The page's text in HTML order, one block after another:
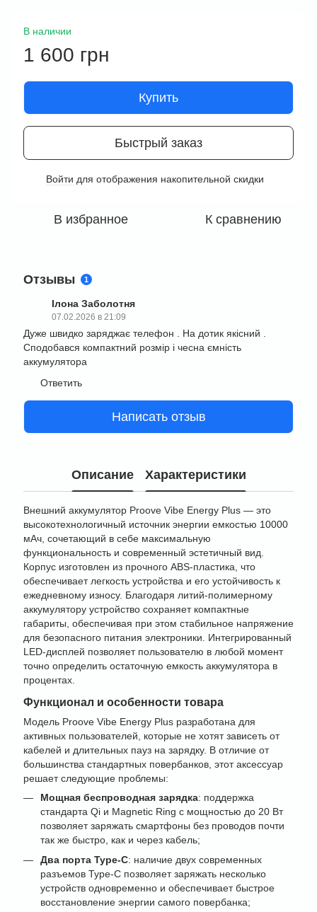
В наличии
1 600 грн
Купить
Быстрый заказ
Войти для отображения накопительной скидки
В избранное К сравнению
Отзывы 1
Ілона Заболотня
07.02.2026 в 21:09
Дуже швидко заряджає телефон . На дотик якісний .
Сподобався компактний розмір і чесна ємність
аккумулятора
Ответить
Написать отзыв
Описание Характеристики
Внешний аккумулятор Proove Vibe Energy Plus — это
высокотехнологичный источник энергии емкостью 10000
мАч, сочетающий в себе максимальную
функциональность и современный эстетичный вид.
Корпус изготовлен из прочного ABS-пластика, что
обеспечивает легкость устройства и его устойчивость к
ежедневному износу. Благодаря литий-полимерному
аккумулятору устройство сохраняет компактные
габариты, обеспечивая при этом стабильное напряжение
для безопасного питания электроники. Интегрированный
LED-дисплей позволяет пользователю в любой момент
точно определить остаточную емкость аккумулятора в
процентах.
Функционал и особенности товара
Модель Proove Vibe Energy Plus разработана для
активных пользователей, которые не хотят зависеть от
кабелей и длительных пауз на зарядку. В отличие от
большинства стандартных повербанков, этот аксессуар
решает следующие проблемы:
Мощная беспроводная зарядка: поддержка
стандарта Qi и Magnetic Ring с мощностью до 20 Вт
позволяет заряжать смартфоны без проводов почти
так же быстро, как и через кабель;
Два порта Type-C: наличие двух современных
разъемов Type-C позволяет заряжать несколько
устройств одновременно и обеспечивает быстрое
восстановление энергии самого повербанка;